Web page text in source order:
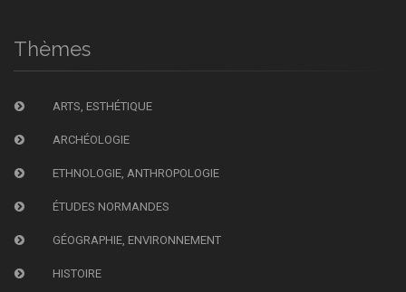
Thèmes
ARTS, ESTHÉTIQUE
ARCHÉOLOGIE
ETHNOLOGIE, ANTHROPOLOGIE
ÉTUDES NORMANDES
GÉOGRAPHIE, ENVIRONNEMENT
HISTOIRE